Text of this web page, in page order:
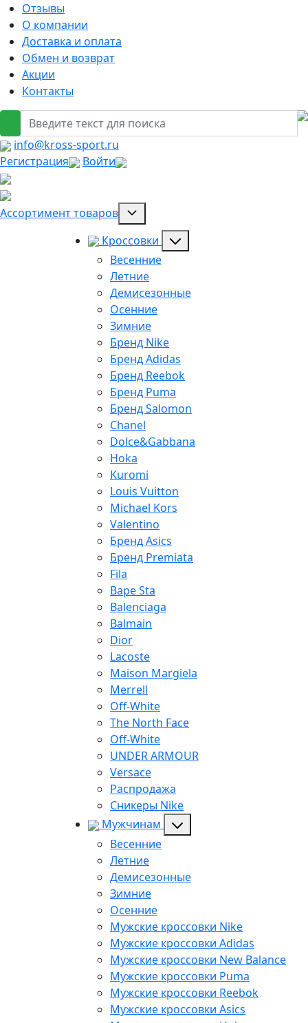
Отзывы
О компании
Доставка и оплата
Обмен и возврат
Акции
Контакты
info@kross-sport.ru
Регистрация
Войти
Ассортимент товаров
Кроссовки
Весенние
Летние
Демисезонные
Осенние
Зимние
Бренд Nike
Бренд Adidas
Бренд Reebok
Бренд Puma
Бренд Salomon
Chanel
Dolce&Gabbana
Hoka
Kuromi
Louis Vuitton
Michael Kors
Valentino
Бренд Asics
Бренд Premiata
Fila
Bape Sta
Balenciaga
Balmain
Dior
Lacoste
Maison Margiela
Merrell
Off-White
The North Face
Off-White
UNDER ARMOUR
Versace
Распродажа
Сникеры Nike
Мужчинам
Весенние
Летние
Демисезонные
Зимние
Осенние
Мужские кроссовки Nike
Мужские кроссовки Adidas
Мужские кроссовки New Balance
Мужские кроссовки Puma
Мужские кроссовки Reebok
Мужские кроссовки Asics